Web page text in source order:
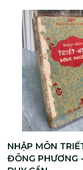
NHẬP MÔN
ĐÔNG PHƯƠNG